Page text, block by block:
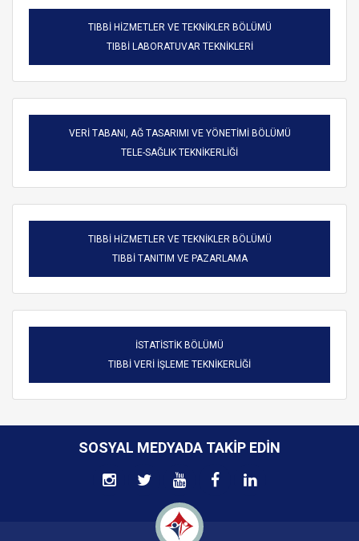
TIBBİ HİZMETLER VE TEKNİKLER BÖLÜMÜ
TIBBİ LABORATUVAR TEKNİKLERİ
VERİ TABANI, AĞ TASARIMI VE YÖNETİMİ BÖLÜMÜ
TELE-SAĞLIK TEKNİKERLİĞİ
TIBBİ HİZMETLER VE TEKNİKLER BÖLÜMÜ
TIBBİ TANITIM VE PAZARLAMA
İSTATİSTİK BÖLÜMÜ
TIBBİ VERİ İŞLEME TEKNİKERLİĞİ
SOSYAL MEDYADA TAKIP EDIN